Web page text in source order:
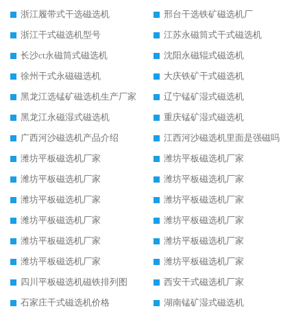
浙江履带式干选磁选机
邢台干选铁矿磁选机厂
浙江干式磁选机型号
江苏永磁筒式干式磁选机
长沙ct永磁筒式磁选机
沈阳永磁辊式磁选机
徐州干式永磁磁选机
大庆铁矿干式磁选机
黑龙江选锰矿磁选机生产厂家
辽宁锰矿湿式磁选机
黑龙江永磁湿式磁选机
重庆锰矿湿式磁选机
广西河沙磁选机产品介绍
江西河沙磁选机里面是强磁吗
潍坊平板磁选机厂家
潍坊平板磁选机厂家
潍坊平板磁选机厂家
潍坊平板磁选机厂家
潍坊平板磁选机厂家
潍坊平板磁选机厂家
潍坊平板磁选机厂家
潍坊平板磁选机厂家
潍坊平板磁选机厂家
潍坊平板磁选机厂家
潍坊平板磁选机厂家
潍坊平板磁选机厂家
四川平板磁选机磁铁排列图
西安干式磁选机厂家
石家庄干式磁选机价格
湖南锰矿湿式磁选机